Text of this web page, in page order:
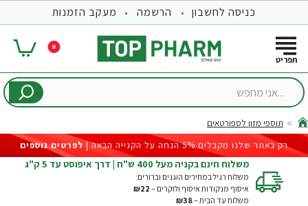
כניסה לחשבון הרשמה מעקב הזמנות
0
...אני
home
תוספי מזון לספורטאים
רק באתר שלנו מקבלים 5% הנחה על הקנייה הבאה |
לפרטים נוספים
משלוח חינם בקניה מעל 400 ש"ח | דרך איפוסט עד 5 ק"ג
משלוח רגיל במחירים הוגנים וברורים:
איסוף מנקודות איסוף ולוקרים – ₪22
משלוח עד הבית –₪38